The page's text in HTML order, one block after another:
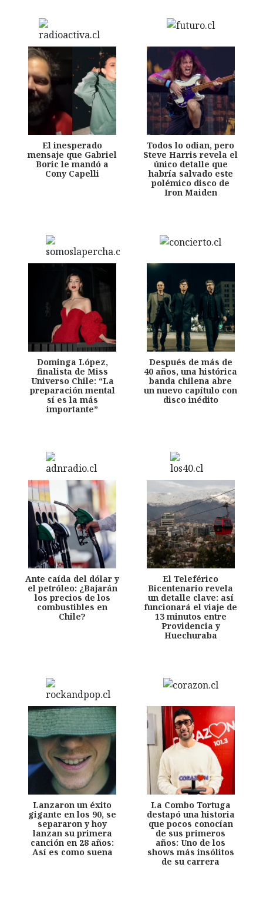
El inesperado
mensaje que Gabriel
Boric le mandó a
Cony Capelli
Todos lo odian, pero
Steve Harris revela el
único detalle que
habría salvado este
polémico disco de
Iron Maiden
Dominga López,
finalista de Miss
Universo Chile: “La
preparación mental
sí es la más
importante”
Después de más de
40 años, una histórica
banda chilena abre
un nuevo capítulo con
disco inédito
Ante caída del dólar y
el petróleo: ¿Bajarán
los precios de los
combustibles en
Chile?
El Teleférico
Bicentenario revela
un detalle clave: así
funcionará el viaje de
13 minutos entre
Providencia y
Huechuraba
Lanzaron un éxito
gigante en los 90, se
separaron y hoy
lanzan su primera
canción en 28 años:
Así es como suena
La Combo Tortuga
destapó una historia
que pocos conocían
de sus primeros
años: Uno de los
shows más insólitos
de su carrera